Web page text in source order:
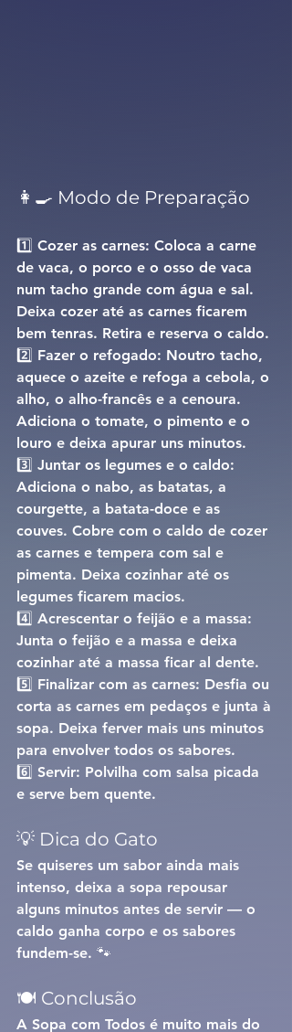
👩‍🍳 Modo de Preparação
1️⃣ Cozer as carnes: Coloca a carne
de vaca, o porco e o osso de vaca
num tacho grande com água e sal.
Deixa cozer até as carnes ficarem
bem tenras. Retira e reserva o caldo.
2️⃣ Fazer o refogado: Noutro tacho,
aquece o azeite e refoga a cebola, o
alho, o alho-francês e a cenoura.
Adiciona o tomate, o pimento e o
louro e deixa apurar uns minutos.
3️⃣ Juntar os legumes e o caldo:
Adiciona o nabo, as batatas, a
courgette, a batata-doce e as
couves. Cobre com o caldo de cozer
as carnes e tempera com sal e
pimenta. Deixa cozinhar até os
legumes ficarem macios.
4️⃣ Acrescentar o feijão e a massa:
Junta o feijão e a massa e deixa
cozinhar até a massa ficar al dente.
5️⃣ Finalizar com as carnes: Desfia ou
corta as carnes em pedaços e junta à
sopa. Deixa ferver mais uns minutos
para envolver todos os sabores.
6️⃣ Servir: Polvilha com salsa picada
e serve bem quente.
💡 Dica do Gato
Se quiseres um sabor ainda mais
intenso, deixa a sopa repousar
alguns minutos antes de servir — o
caldo ganha corpo e os sabores
fundem-se. 🐾
🍽️ Conclusão
A Sopa com Todos é muito mais do